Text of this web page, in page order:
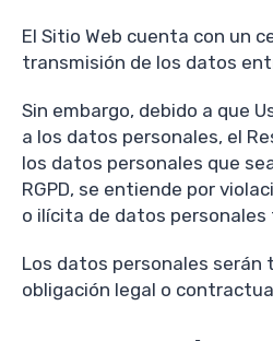
El Sitio Web cuenta con un
transmisión de los datos
Sin embargo, debido a que
a los datos personales, el
los datos personales que
RGPD, se entiende por
o ilícita de datos
Los datos personales
obligación legal o